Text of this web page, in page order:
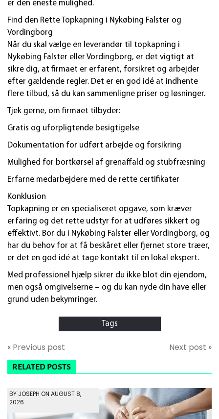
er den eneste mulighed.
Find den Rette Topkapning i Nykøbing Falster og
Vordingborg
Når du skal vælge en leverandør til topkapning i
Nykøbing Falster eller Vordingborg, er det vigtigt at
sikre dig, at firmaet er erfarent, forsikret og arbejder
efter gældende regler. Det er en god idé at indhente
flere tilbud, så du kan sammenligne priser og løsninger.
Tjek gerne, om firmaet tilbyder:
Gratis og uforpligtende besigtigelse
Dokumentation for udført arbejde og forsikring
Mulighed for bortkørsel af grenaffald og stubfræsning
Erfarne medarbejdere med de rette certifikater
Konklusion
Topkapning er en specialiseret opgave, som kræver
erfaring og det rette udstyr for at udføres sikkert og
effektivt. Bor du i Nykøbing Falster eller Vordingborg, og
har du behov for at få beskåret eller fjernet store træer,
er det en god idé at tage kontakt til en lokal ekspert.
Med professionel hjælp sikrer du ikke blot din ejendom,
men også omgivelserne – og du kan nyde din have eller
grund uden bekymringer.
Tags
« Previous post Next post »
RELATED POSTS
BY JOSEPH ON AUGUST 8,
2026